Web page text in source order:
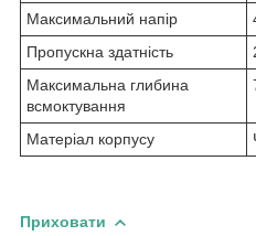
Максимальний напір
Пропускна здатність
Максимальна глибина
всмоктування
Матеріал корпусу
Приховати